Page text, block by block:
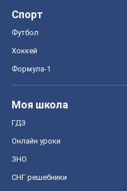
Спорт
Футбол
Хоккей
Формула-1
Моя школа
ГДЗ
Онлайн уроки
ЗНО
СНГ решебники